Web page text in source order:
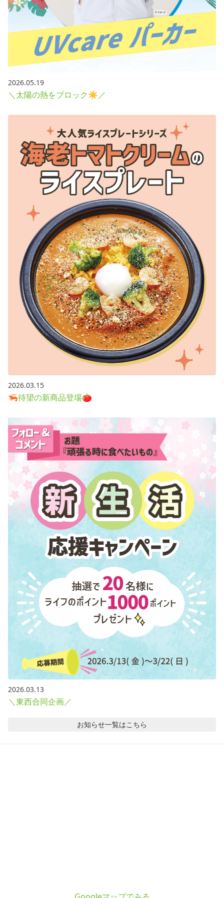
2026.05.19
＼太陽の熱をブロック☀／
2026.03.15
🦐待望の新商品登場🍅
2026.03.13
＼東西合同企画／
お知らせ一覧はこちら